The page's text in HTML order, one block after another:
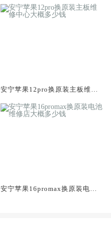
安宁苹果12pro换原装主板维修
安宁苹果16promax换原装电池